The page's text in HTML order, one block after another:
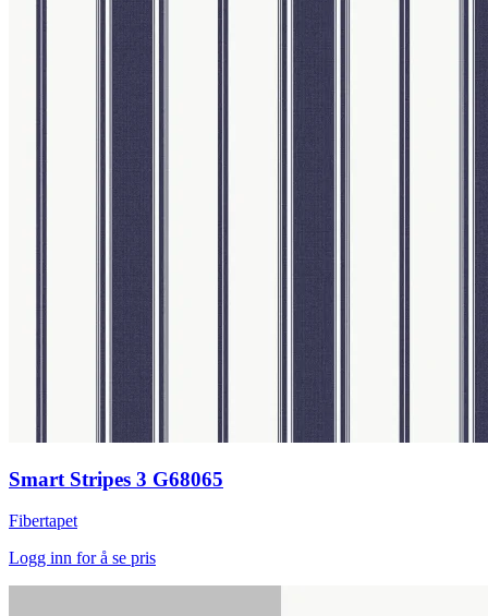
Smart Stripes 3 G68065
Fibertapet
Logg inn for å se pris